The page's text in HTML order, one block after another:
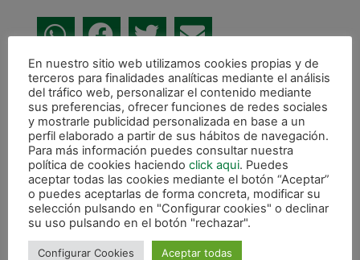
ANTERIOR
Presentación de los cuatro fichajes 2014-2015
CALENDARIO DE LIGA
En nuestro sitio web utilizamos cookies propias y de
terceros para finalidades analíticas mediante el análisis
del tráfico web, personalizar el contenido mediante
sus preferencias, ofrecer funciones de redes sociales
y mostrarle publicidad personalizada en base a un
perfil elaborado a partir de sus hábitos de navegación.
Para más información puedes consultar nuestra
política de cookies haciendo click aqui. Puedes
aceptar todas las cookies mediante el botón “Aceptar”
o puedes aceptarlas de forma concreta, modificar su
selección pulsando en "Configurar cookies" o declinar
su uso pulsando en el botón "rechazar".
Configurar Cookies Aceptar todas